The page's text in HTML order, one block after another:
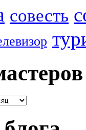
совесть